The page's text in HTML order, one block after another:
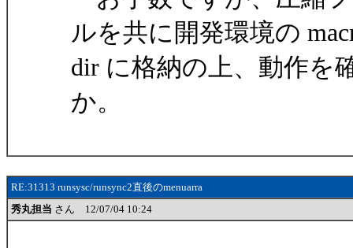
ルを共に開発環境の
dir に格納の上、動作を
か。
RE:31313 runsysc/runsync2直後のmenuarra
秀丸担当 さん 12/07/04 10:24